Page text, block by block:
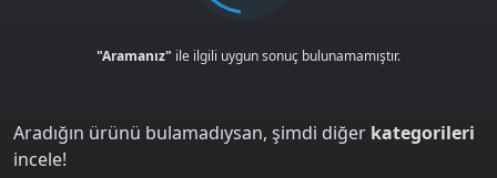
"Aramanız" ile ilgili uygun sonuç bulunamamıştır.
Aradığın ürünü bulamadıysan, şimdi diğer kategorileri
incele!